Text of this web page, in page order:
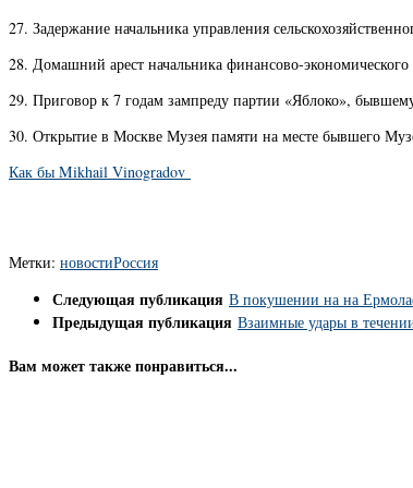
27. Задержание начальника управления
28. Домашний арест начальника финансово-
29. Приговор к 7 годам зампреду партии «Яблоко»,
30. Открытие в Москве Музея памяти на месте бывшего
Как бы Mikhail Vinogradov
Метки: новостиРоссия
Следующая публикация В покушении на на
Предыдущая публикация Взаимные удары в
Вам может также понравиться...